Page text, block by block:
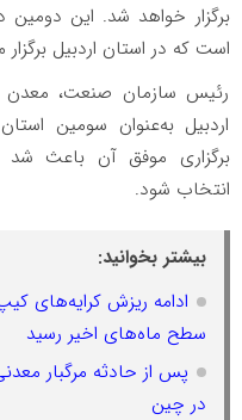
برگزار خواهد شد. این
است که در استان اردبیل
رئیس سازمان صنعت، معدن
اردبیل به‌عنوان سومین
برگزاری موفق آن باعث شد
انتخاب شود.
بیشتر بخوانید:
ادامه ریزش کرایه‌های
سطح ماه‌های اخیر رسید
پس از حادثه مرگبار
در چین